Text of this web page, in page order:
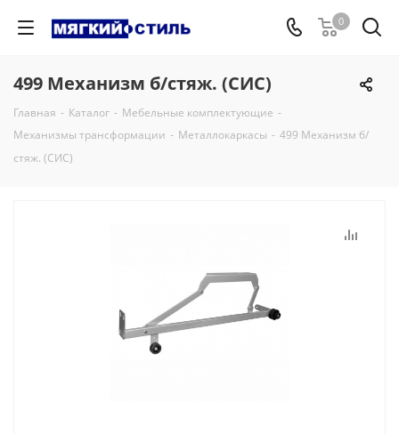
0
499 Механизм б/стяж. (СИС)
Главная - Каталог - Мебельные комплектующие -
Механизмы трансформации - Металлокаркасы - 499 Механизм б/
стяж. (СИС)